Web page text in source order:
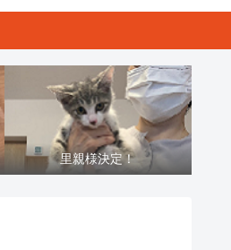
里親様決定！